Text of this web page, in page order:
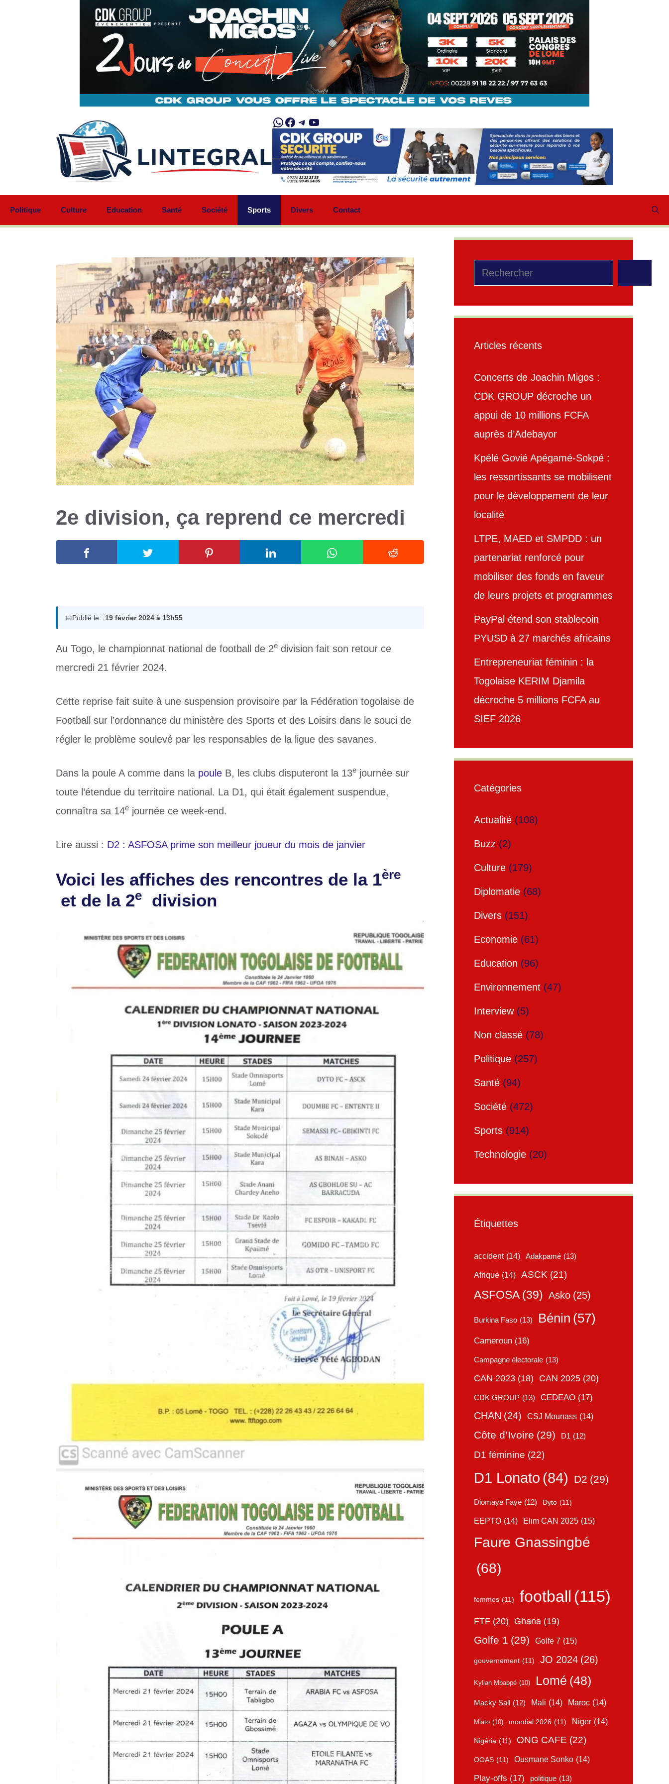
WhatsApp
Facebook
Telegram
YouTube
Politique Culture Education Santé Société Sports Divers Contact
2e division, ça reprend ce mercredi
📅Publié le : 19 février 2024 à 13h55
Au Togo, le championnat national de football de 2e division fait son retour ce
mercredi 21 février 2024.
Cette reprise fait suite à une suspension provisoire par la Fédération togolaise de
Football sur l’ordonnance du ministère des Sports et des Loisirs dans le souci de
régler le problème soulevé par les responsables de la ligue des savanes.
Dans la poule A comme dans la poule B, les clubs disputeront la 13e journée sur
toute l’étendue du territoire national. La D1, qui était également suspendue,
connaîtra sa 14e journée ce week-end.
Lire aussi : D2 : ASFOSA prime son meilleur joueur du mois de janvier
Voici les affiches des rencontres de la 1ère
et de la 2e division
Rechercher
Articles récents
Concerts de Joachin Migos :
CDK GROUP décroche un
appui de 10 millions FCFA
auprès d’Adebayor
Kpélé Govié Apégamé-Sokpé :
les ressortissants se mobilisent
pour le développement de leur
localité
LTPE, MAED et SMPDD : un
partenariat renforcé pour
mobiliser des fonds en faveur
de leurs projets et programmes
PayPal étend son stablecoin
PYUSD à 27 marchés africains
Entrepreneuriat féminin : la
Togolaise KERIM Djamila
décroche 5 millions FCFA au
SIEF 2026
Catégories
Actualité (108)
Buzz (2)
Culture (179)
Diplomatie (68)
Divers (151)
Economie (61)
Education (96)
Environnement (47)
Interview(5)
Non classé (78)
Politique (257)
Santé (94)
Société (472)
Sports (914)
Technologie (20)
Étiquettes
accident (14) Adakpamé (13)
Afrique (14) ASCK (21)
ASFOSA (39) Asko (25)
Burkina Faso (13) Bénin (57)
Cameroun (16)
Campagne électorale (13)
CAN 2023 (18) CAN 2025 (20)
CDK GROUP (13) CEDEAO (17)
CHAN (24) CSJ Mounass (14)
Côte d’Ivoire (29) D1 (12)
D1 féminine (22)
D1 Lonato (84) D2 (29)
Diomaye Faye (12) Dyto (11)
EEPTO (14) Elim CAN 2025 (15)
Faure Gnassingbé
(68)
femmes (11) football (115)
FTF (20) Ghana (19)
Golfe 1 (29) Golfe 7 (15)
gouvernement (11) JO 2024 (26)
Kylian Mbappé (10) Lomé (48)
Macky Sall (12) Mali (14) Maroc (14)
Miato (10) mondial 2026 (11) Niger (14)
Nigéria (11) ONG CAFE (22)
OOAS (11) Ousmane Sonko (14)
Play-offs (17) politique (13)